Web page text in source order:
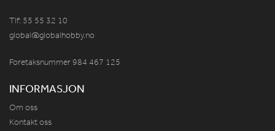
Tlf: 55 55 32 10
global@globalhobby.no
Foretaksnummer 984 467 125
INFORMASJON
Om oss
Kontakt oss